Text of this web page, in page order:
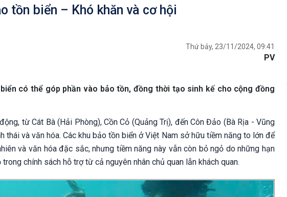
tồn biển – Khó khăn và cơ hội
Thứ bảy, 23/11/2024, 09:41
PV
có thể góp phần vào bảo tồn, đồng thời tạo sinh kế cho cộng đồng
từ Cát Bà (Hải Phòng), Cồn Cỏ (Quảng Trị), đến Côn Đảo (Bà Rịa - Vũng
thái và văn hóa. Các khu bảo tồn biển ở Việt Nam sở hữu tiềm năng to lớn để
và văn hóa đặc sắc, nhưng tiềm năng này vẫn còn bỏ ngỏ do những hạn
chính sách hỗ trợ từ cả nguyên nhân chủ quan lẫn khách quan.